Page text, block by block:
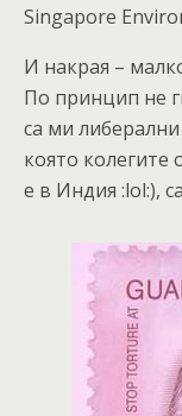
Singapore
И накрая –
По принцип не
са ми
която колегите
е в Индия :lol:),